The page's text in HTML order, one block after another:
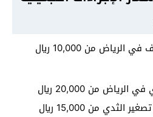
تبدأ أسعار تجميل الأنف في الرياض من 10,000 ريال
تبدأ أسعار تكبير الثدي في الرياض من 20,000 ريال
سعودي، وتبدأ أسعار تصغير الثدي من 15,000 ريال